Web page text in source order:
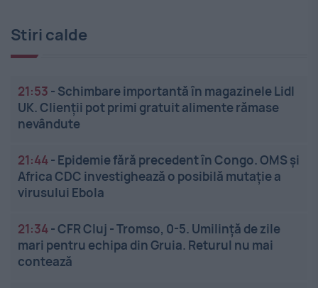
Stiri calde
21:53 - Schimbare importantă în magazinele Lidl
UK. Clienții pot primi gratuit alimente rămase
nevândute
21:44- Epidemie fără precedent în Congo. OMS și
Africa CDC investighează o posibilă mutație a
virusului Ebola
21:34-CFR Cluj - Tromso, 0-5. Umilință de zile
mari pentru echipa din Gruia. Returul nu mai
contează